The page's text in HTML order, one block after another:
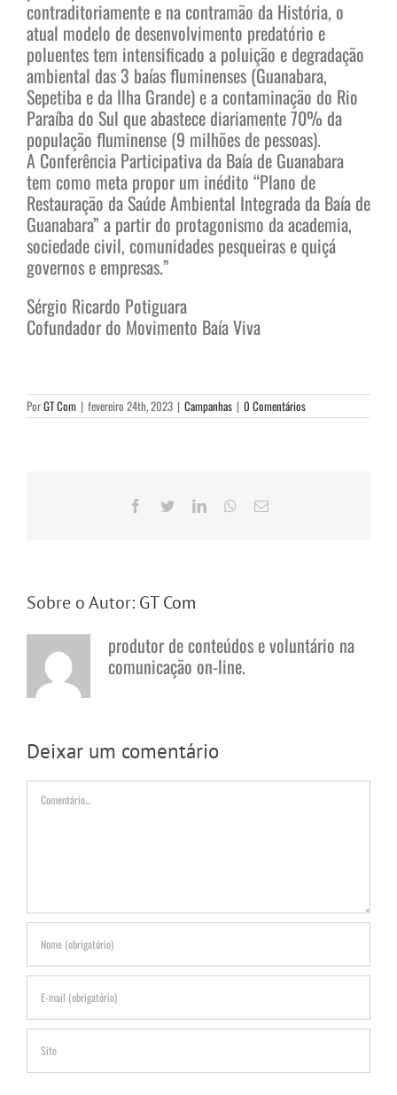
contraditoriamente e na contramão da História, o
atual modelo de desenvolvimento predatório e
poluentes tem intensificado a poluição e degradação
ambiental das 3 baías fluminenses (Guanabara,
Sepetiba e da Ilha Grande) e a contaminação do Rio
Paraíba do Sul que abastece diariamente 70% da
população fluminense (9 milhões de pessoas).
A Conferência Participativa da Baía de Guanabara
tem como meta propor um inédito “Plano de
Restauração da Saúde Ambiental Integrada da Baía de
Guanabara” a partir do protagonismo da academia,
sociedade civil, comunidades pesqueiras e quiçá
governos e empresas.”
Sérgio Ricardo Potiguara
Cofundador do Movimento Baía Viva
PorGT Com | fevereiro 24th, 2023 | Campanhas | 0 Comentários
Facebook
TwitterLinkedInWhatsApp
E-
Sobre o Autor: GT Com
produtor de conteúdos e voluntário na
comunicação on-line.
Deixar um comentário
Comentário